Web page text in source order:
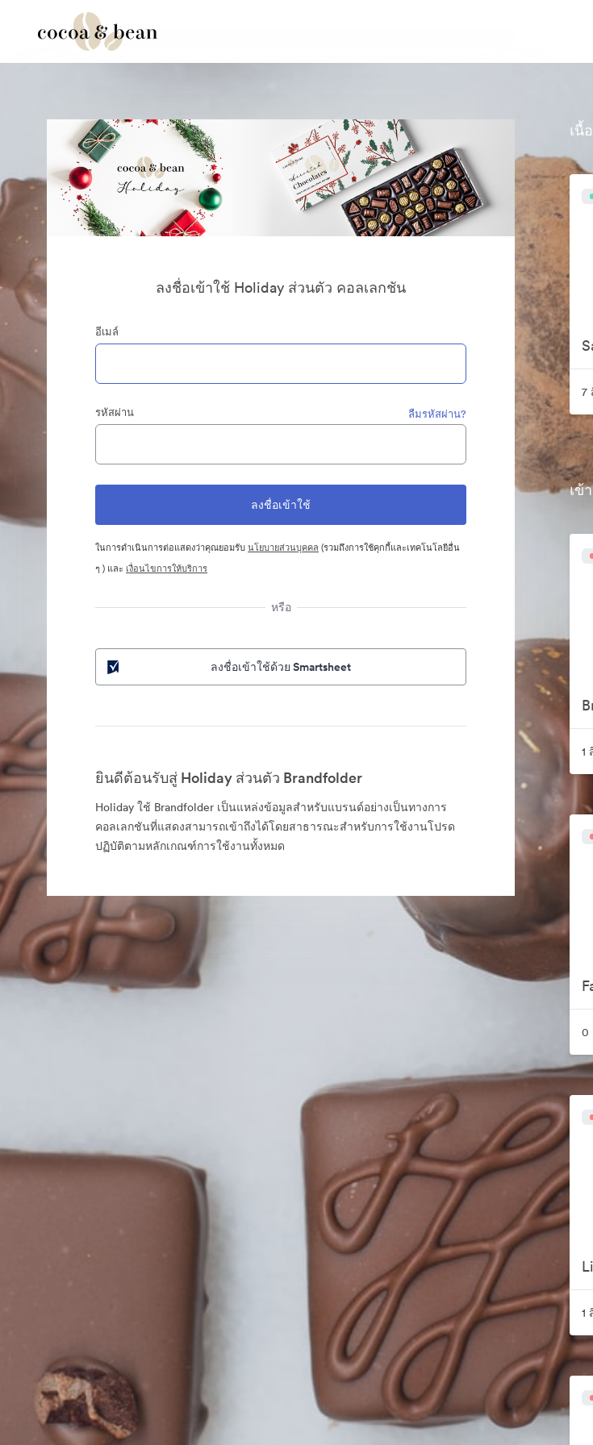
ลงชื่อเข้าใช้ Holiday ส่วนตัว คอลเลกชัน
อีเมล์
รหัสผ่าน ลืมรหัสผ่าน?
ในการดำเนินการต่อแสดงว่าคุณยอมรับนโยบายส่วนบุคคล (รวมถึงการใช้คุกกี้และเทคโนโลยีอื่น
ๆ ) และ เงื่อนไขการให้บริการ
หรือ
ลงชื่อเข้าใช้ด้วย Smartsheet
ยินดีต้อนรับสู่ Holiday ส่วนตัว Brandfolder
Holiday ใช้ Brandfolder เป็นแหล่งข้อมูลสำหรับแบรนด์อย่างเป็นทางการ
คอลเลกชันที่แสดงสามารถเข้าถึงได้โดยสาธารณะสำหรับการใช้งานโปรด
ปฏิบัติตามหลักเกณฑ์การใช้งานทั้งหมด
เนื้
7
เข้
1
0
1